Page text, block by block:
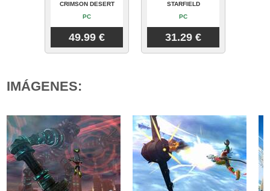
CRIMSON DESERT
PC
49.99 €
STARFIELD
PC
31.29 €
IMÁGENES: